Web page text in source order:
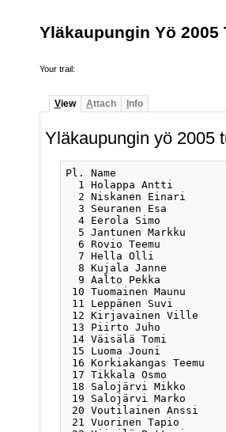
Yläkaupungin Yö 2005
Your trail:
View Attach Info
Yläkaupungin yö 2005
Pl. Name
1 Holappa Antti
2 Niskanen Einari
3 Seuranen Esa
4 Eerola Simo
5 Jantunen Markku
6 Rovio Teemu
7 Hella Olli
8 Kujala Janne
9 Aalto Pekka
10 Tuomainen Maunu
11 Leppänen Suvi
12 Kirjavainen Ville
13 Piirto Juho
14 Väisälä Tomi
15 Luoma Jouni
16 Korkiakangas
17 Tikkala Osmo
18 Salojärvi Mikko
19 Salojärvi Marko
20 Voutilainen Anssi
21 Vuorinen Tapio